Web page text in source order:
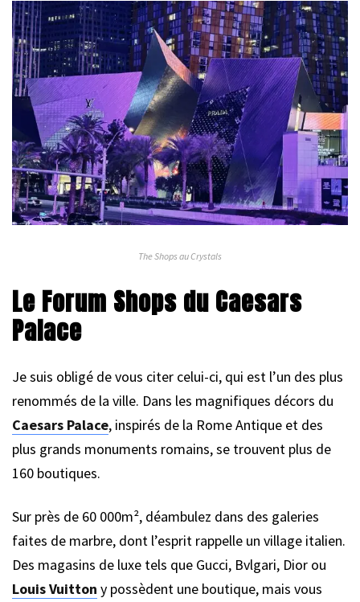
The Shops au Crystals
Le Forum Shops du Caesars
Palace
Je suis obligé de vous citer celui-ci, qui est l’un des plus
renommés de la ville. Dans les magnifiques décors du
Caesars Palace, inspirés de la Rome Antique et des
plus grands monuments romains, se trouvent plus de
160 boutiques.
Sur près de 60 000m², déambulez dans des galeries
faites de marbre, dont l’esprit rappelle un village italien.
Des magasins de luxe tels que Gucci, Bvlgari, Dior ou
Louis Vuitton y possèdent une boutique, mais vous